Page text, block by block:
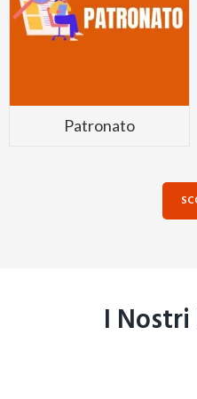
Patronato
I